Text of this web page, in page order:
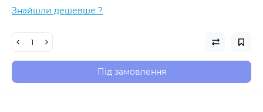
Знайшли дешевше ?
Під замовлення